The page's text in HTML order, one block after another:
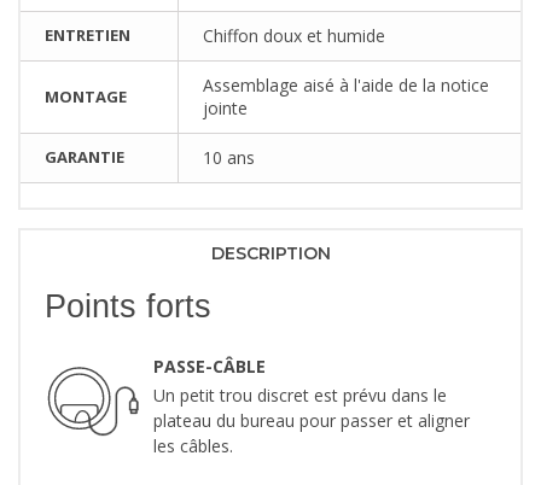
ENTRETIEN Chiffon doux et humide
MONTAGE
Assemblage aisé à l'aide de la notice
jointe
GARANTIE 10 ans
DESCRIPTION
Points forts
PASSE-CÂBLE
Un petit trou discret est prévu dans le
plateau du bureau pour passer et aligner
les câbles.